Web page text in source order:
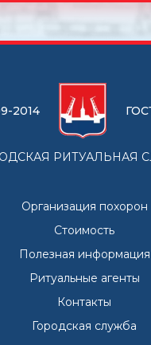
2014
РИТУАЛЬНАЯ
Организация похорон
Стоимость
Полезная информация
Ритуальные агенты
Контакты
Городская служба